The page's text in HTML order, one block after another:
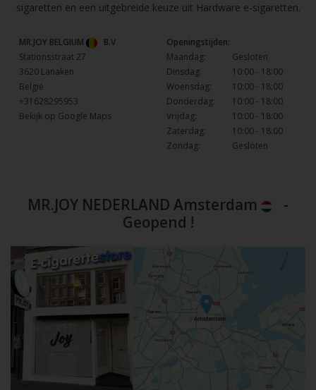
sigaretten en een uitgebreide keuze uit Hardware e-sigaretten.
MR.JOY BELGIUM
B.V
Stationsstraat 27
3620 Lanaken
België
+31628295953
Bekijk op Google Maps
Openingstijden:
Maandag:
Gesloten
Dinsdag:
10:00 - 18:00
Woensdag:
10:00 - 18:00
Donderdag:
10:00 - 18:00
Vrijdag:
10:00 - 18:00
Zaterdag:
10:00 - 18:00
Zondag:
Gesloten
MR.JOY NEDERLAND Amsterdam
-
Geopend !